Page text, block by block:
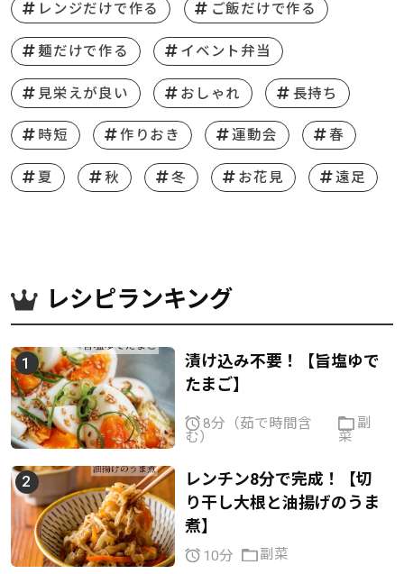
レンジだけで作る ご飯だけで作る
麺だけで作る イベント弁当
見栄えが良い おしゃれ 長持ち
時短 作りおき 運動会 春
夏 秋 冬 お花見 遠足
レシピランキング
漬け込み不要！【旨塩ゆで
たまご】
8分（茹で時間含
む）
副
菜
レンチン8分で完成！【切
り干し大根と油揚げのうま
煮】
10分 副菜